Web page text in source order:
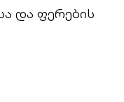
და ფერების